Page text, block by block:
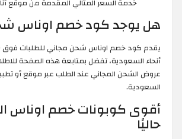
هل يوجد كود خصم اوناس
أنحاء السعودية، تفضل بمتابعة هذه الصفحة
عروض الشحن المجاني عند الطلب عبر موقع أو
السعودية.
أقوى كوبونات خصم اوناس
حاليًا